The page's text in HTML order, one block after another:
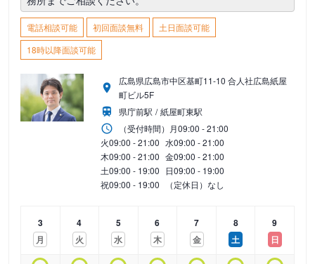
電話相談可能 初回面談無料
土日面談可能
18時以降面談可能
広島県広島市中区基町11-10 合人社広島紙屋
町ビル5F
県庁前駅
紙屋町東駅
（受付時間） 月09:00 - 21:00
火09:00 - 21:00 水09:00 - 21:00
木09:00 - 21:00 金09:00 - 21:00
土09:00 - 19:00 日09:00 - 19:00
祝09:00 - 19:00 （定休日）なし
3
月
4
火
5
水
6
木
7
金
8
土
9
日